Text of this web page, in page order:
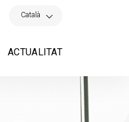
Català
ACTUALITAT